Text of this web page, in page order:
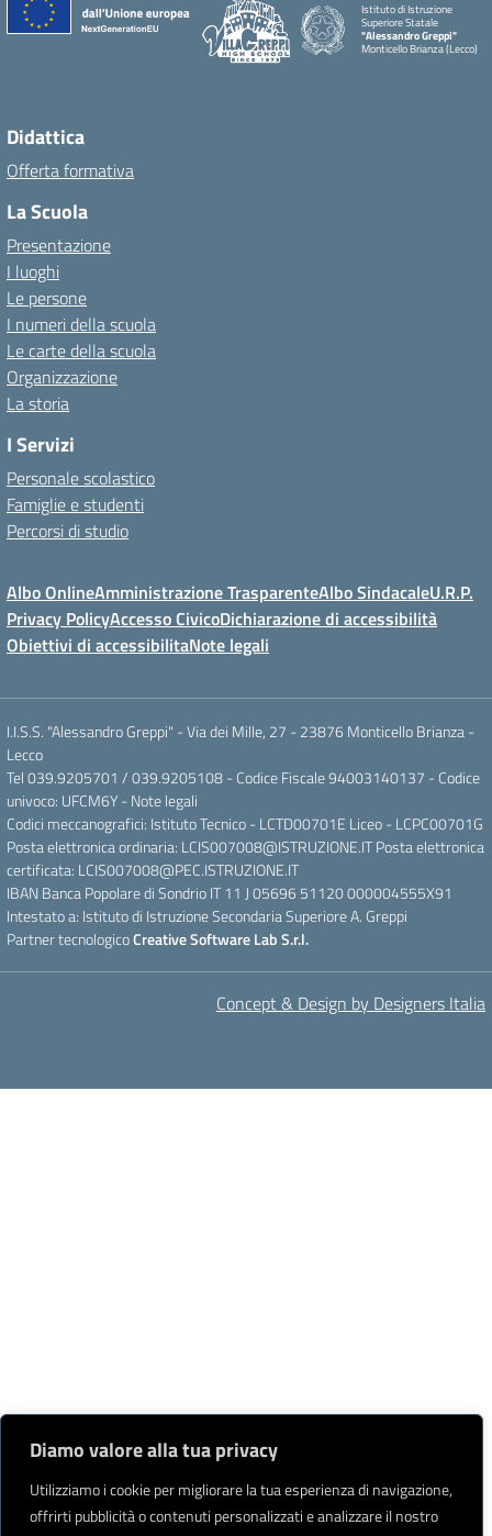
Diamo valore alla tua privacy
Utilizziamo i cookie per migliorare la tua esperienza di navigazione,
offrirti pubblicità o contenuti personalizzati e analizzare il nostro
Istituto di Istruzione
Superiore Statale
"Alessandro Greppi"
Monticello Brianza (Lecco)
Didattica
Offerta formativa
La Scuola
Presentazione
I luoghi
Le persone
I numeri della scuola
Le carte della scuola
Organizzazione
La storia
I Servizi
Personale scolastico
Famiglie e studenti
Percorsi di studio
Albo OnlineAmministrazione TrasparenteAlbo SindacaleU.R.P.
Privacy PolicyAccesso CivicoDichiarazione di accessibilità
Obiettivi di accessibilitaNote legali
I.I.S.S. "Alessandro Greppi" - Via dei Mille, 27 - 23876 Monticello Brianza -
Lecco
Tel 039.9205701 / 039.9205108 - Codice Fiscale 94003140137 - Codice
univoco: UFCM6Y - Note legali
Codici meccanografici: Istituto Tecnico - LCTD00701E Liceo - LCPC00701G
Posta elettronica ordinaria: LCIS007008@ISTRUZIONE.IT Posta elettronica
certificata: LCIS007008@PEC.ISTRUZIONE.IT
IBAN Banca Popolare di Sondrio IT 11 J 05696 51120 000004555X91
Intestato a: Istituto di Istruzione Secondaria Superiore A. Greppi
Partner tecnologicoCreative Software Lab S.r.l.
Concept & Design by Designers Italia